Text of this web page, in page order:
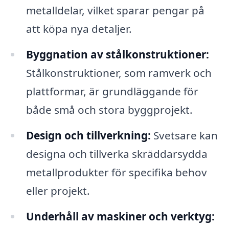
metalldelar, vilket sparar pengar på
att köpa nya detaljer.
Byggnation av stålkonstruktioner:
Stålkonstruktioner, som ramverk och
plattformar, är grundläggande för
både små och stora byggprojekt.
Design och tillverkning: Svetsare kan
designa och tillverka skräddarsydda
metallprodukter för specifika behov
eller projekt.
Underhåll av maskiner och verktyg: